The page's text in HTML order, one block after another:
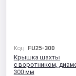
Код: FU25-300
Крышка шахты
с воротником,
300 мм